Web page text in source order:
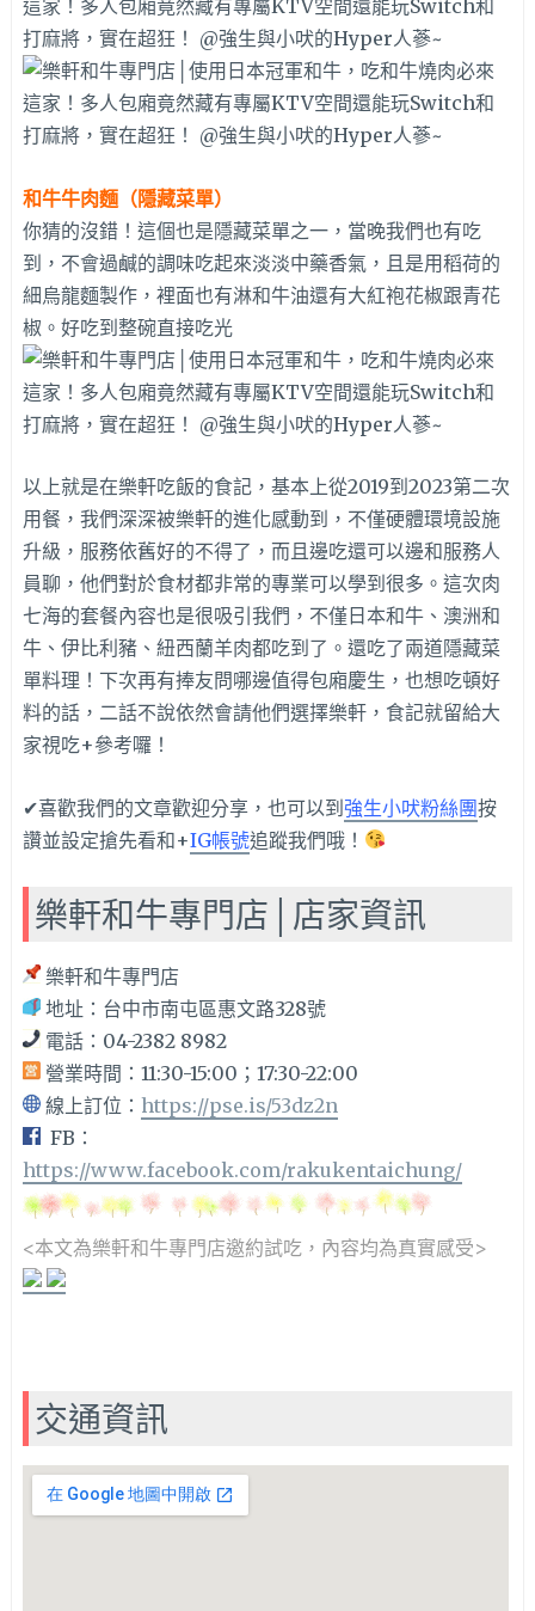
和牛牛肉麵（隱藏菜單）
你猜的沒錯！這個也是隱藏菜單之一，當晚我們也有吃
到，不會過鹹的調味吃起來淡淡中藥香氣，且是用稻荷的
細烏龍麵製作，裡面也有淋和牛油還有大紅袍花椒跟青花
椒。好吃到整碗直接吃光
以上就是在樂軒吃飯的食記，基本上從2019到2023第二次
用餐，我們深深被樂軒的進化感動到，不僅硬體環境設施
升級，服務依舊好的不得了，而且邊吃還可以邊和服務人
員聊，他們對於食材都非常的專業可以學到很多。這次肉
七海的套餐內容也是很吸引我們，不僅日本和牛、澳洲和
牛、伊比利豬、紐西蘭羊肉都吃到了。還吃了兩道隱藏菜
單料理！下次再有捧友問哪邊值得包廂慶生，也想吃頓好
料的話，二話不說依然會請他們選擇樂軒，食記就留給大
家視吃+參考囉！
✔喜歡我們的文章歡迎分享，也可以到強生小吠粉絲團按
讚並設定搶先看和+IG帳號追蹤我們哦！
樂軒和牛專門店│店家資訊
樂軒和牛專門店
地址：台中市南屯區惠文路328號
電話：04-2382 8982
營業時間：11:30-15:00；17:30-22:00
線上訂位： https://pse.is/53dz2n
FB：
https://www.facebook.com/rakukentaichung/
<本文為樂軒和牛專門店邀約試吃，內容均為真實感受>
交通資訊